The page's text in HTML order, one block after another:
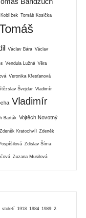
Tomáš Kosička
Václav Bára Václav
Vendula Lužná Věra
Veronika Křesťanová
Švejdar Vladimír
Vladimír
Barták Vojtěch Novotný
Zdeněk Kratochvíl Zdeněk
Zdislav Šíma
Zuzana Musilová
století 1918 1984 1989 2.